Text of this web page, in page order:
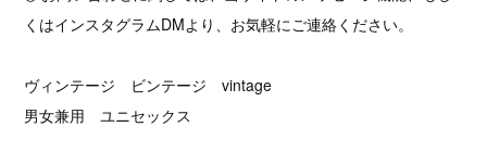
くはインスタグラムDMより、お気軽にご連絡ください。
ヴィンテージ ビンテージ vintage
男女兼用 ユニセックス